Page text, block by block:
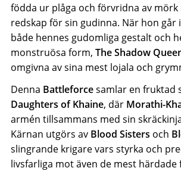
födda ur plåga och förvridna av
redskap för sin gudinna. När hon går
både hennes gudomliga gestalt och
monstruösa form, The Shadow
omgivna av sina mest lojala och
Denna Battleforcesamlar en fruktad
Daughters of Khaine, där Morathi-
armén tillsammans med sin
Kärnan utgörs av Blood Sisters och
slingrande krigare vars styrka och
livsfarliga mot även de mest härdade